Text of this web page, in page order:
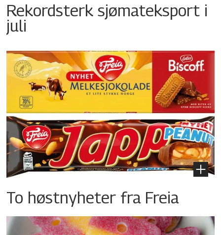
Rekordsterk sjømateksport i
juli
To høstnyheter fra Freia